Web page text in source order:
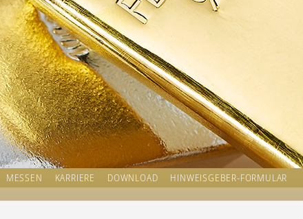
MESSEN KARRIERE DOWNLOAD HINWEISGEBER-FORMULAR